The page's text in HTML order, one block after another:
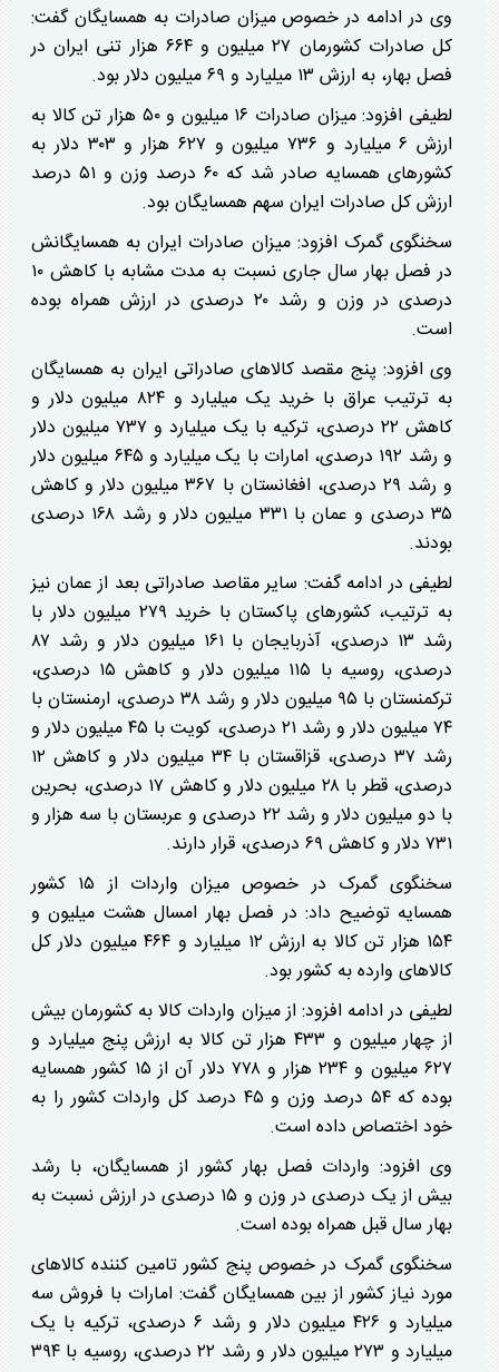
وی در ادامه در خصوصمیزان صادرات به همسایگان گفت:
کل صادرات کشورمان ۲۷ میلیون و ۶۶۴ هزار تنی ایران در
فصل بهار، به ارزش ۱۳ میلیارد و ۶۹ میلیون دلار بود.
لطیفی افزود: میزان صادرات ۱۶ میلیون و ۵۰ هزار تن کالا به
ارزش ۶ میلیارد و ۷۳۶ میلیون و ۶۲۷ هزار و ۳۰۳ دلار به
کشورهای همسایه صادر شد که ۶۰ درصد وزن و ۵۱ درصد
ارزش کل صادرات ایران سهم همسایگان بود.
سخنگوی گمرک افزود: میزان صادرات ایران به همسایگانش
در فصل بهار سال جاری نسبت به مدت مشابه با کاهش ۱۰
درصدی در وزن و رشد ۲۰ درصدی در ارزش همراه بوده
است.
وی افزود: پنج مقصد کالاهای صادراتی ایران به همسایگان
به ترتیب عراق با خرید یک میلیارد و ۸۲۴ میلیون دلار و
کاهش ۲۲ درصدی، ترکیه با یک میلیارد و ۷۳۷ میلیون دلار
و رشد ۱۹۲ درصدی، امارات با یک میلیارد و ۶۴۵ میلیون دلار
و رشد ۲۹ درصدی، افغانستان با ۳۶۷ میلیون دلار و کاهش
۳۵ درصدی و عمان با ۳۳۱ میلیون دلار و رشد ۱۶۸ درصدی
بودند.
لطیفی در ادامه گفت: سایر مقاصد صادراتی بعد از عمان نیز
به ترتیب، کشورهای پاکستان با خرید ۲۷۹ میلیون دلار با
رشد ۱۳ درصدی، آذربایجان با ۱۶۱ میلیون دلار و رشد ۸۷
درصدی، روسیه با ۱۱۵ میلیون دلار و کاهش ۱۵ درصدی،
ترکمنستان با ۹۵ میلیون دلار و رشد ۳۸ درصدی، ارمنستان با
۷۴ میلیون دلار و رشد ۲۱ درصدی، کویت با ۴۵ میلیون دلار و
رشد ۳۷ درصدی، قزاقستان با ۳۴ میلیون دلار و کاهش ۱۲
درصدی، قطر با ۲۸ میلیون دلار و کاهش ۱۷ درصدی، بحرین
با دو میلیون دلار و رشد ۲۲ درصدی و عربستان با سه هزار و
۷۳۱ دلار و کاهش ۶۹ درصدی، قرار دارند.
سخنگوی گمرک در خصوص
میزان واردات از ۱۵ کشور
همسایه توضیح داد: در فصل بهار امسال هشت میلیون و
۱۵۴ هزار تن کالا به ارزش ۱۲ میلیارد و ۴۶۴ میلیون دلار کل
کالاهای وارده به کشور بود.
لطیفی در ادامه افزود: از میزان واردات کالا به کشورمان بیش
از چهار میلیون و ۴۳۳ هزار تن کالا به ارزش پنج میلیارد و
۶۲۷ میلیون و ۲۳۴ هزار و ۷۷۸ دلار آن از ۱۵ کشور همسایه
بوده که ۵۴ درصد وزن و ۴۵ درصد کل واردات کشور را به
خود اختصاص داده است.
وی افزود: واردات فصل بهار کشور از همسایگان، با رشد
بیش از یک درصدی در وزن و ۱۵ درصدی در ارزش نسبت به
بهار سال قبل همراه بوده است.
سخنگوی گمرک در خصوص پنج کشور تامین کنندهکالاهای
مورد نیاز کشور از بین همسایگان گفت: امارات با فروش سه
میلیارد و ۴۲۶ میلیون دلار و رشد ۶ درصدی، ترکیه با یک
میلیارد و ۲۷۳ میلیون دلار و رشد ۲۲ درصدی، روسیه با ۳۹۴